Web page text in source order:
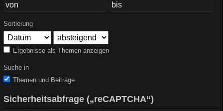
Sortierung
Ergebnisse als Themen anzeigen
Suche in
Themen und Beiträge
Sicherheitsabfrage („reCAPTCHA“)